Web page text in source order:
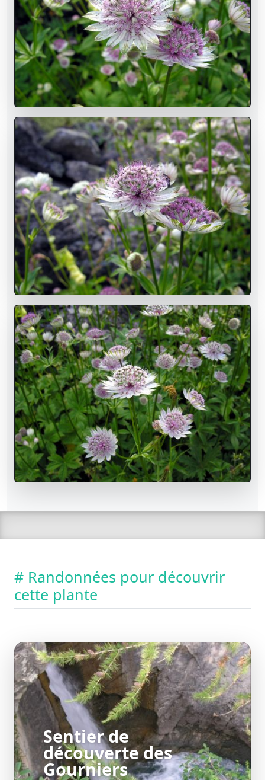
# Randonnées pour découvrir
cette plante
Sentier de
découverte des
Gourniers